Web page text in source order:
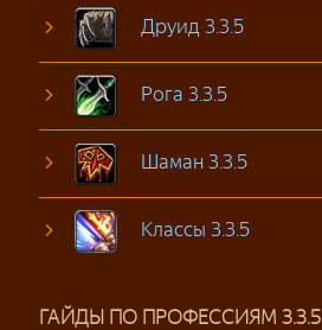
Друид 3.3.5
Рога 3.3.5
Шаман 3.3.5
Классы 3.3.5
ГАЙДЫ ПО ПРОФЕССИЯМ 3.3.5